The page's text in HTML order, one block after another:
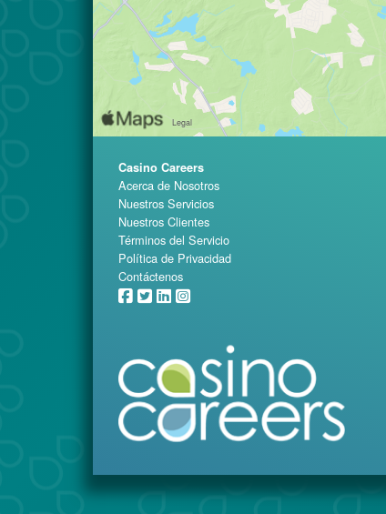
Casino Careers
Acerca de Nosotros
Nuestros Servicios
Nuestros Clientes
Términos del Servicio
Política de Privacidad
Contáctenos